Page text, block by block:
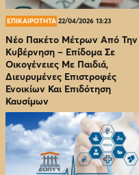
ΕΠΙΚΑΙΡΟΤΗΤΑ 22/04/2026 13:23
Νέο Πακέτο Μέτρων Από Την
Κυβέρνηση – Επίδομα Σε
Οικογένειες Με Παιδιά,
Διευρυμένες Επιστροφές
Ενοικίων Και Επιδότηση
Καυσίμων